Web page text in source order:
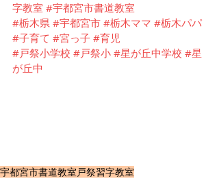
字教室 #宇都宮市書道教室
#栃木県 #宇都宮市 #栃木ママ #栃木パパ
#子育て #宮っ子 #育児
#戸祭小学校 #戸祭小 #星が丘中学校 #星
が丘中
宇都宮市書道教室戸祭習字教室